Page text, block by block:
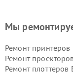
Мы
Ремонт принтеров
Ремонт
Ремонт плоттеров